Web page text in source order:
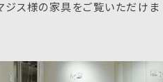
ジス様の家具をご覧いただけま